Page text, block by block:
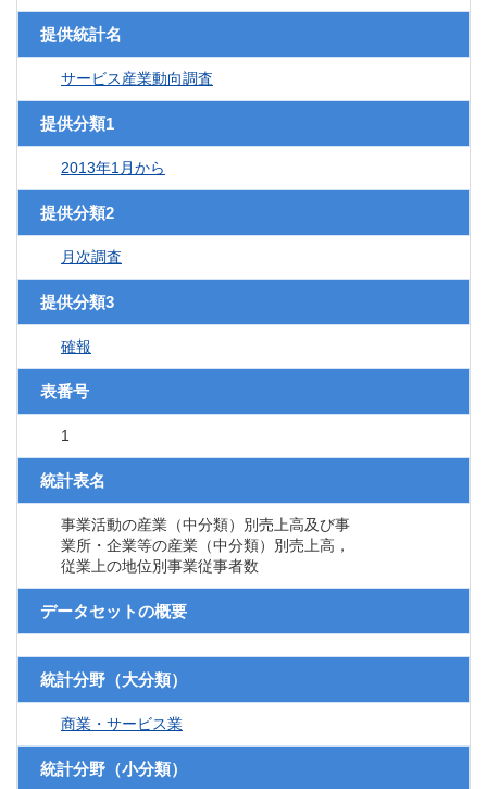
提供統計名
サービス産業動向調査
提供分類1
2013年1月から
提供分類2
月次調査
提供分類3
確報
表番号
1
統計表名
事業活動の産業（中分類）別売上高及び事
業所・企業等の産業（中分類）別売上高，
従業上の地位別事業従事者数
データセットの概要
統計分野（大分類）
商業・サービス業
統計分野（小分類）